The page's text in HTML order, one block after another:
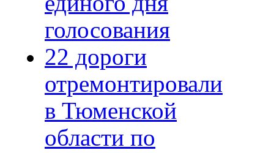
голосования
22 дороги
отремонтировали
в Тюменской
области по